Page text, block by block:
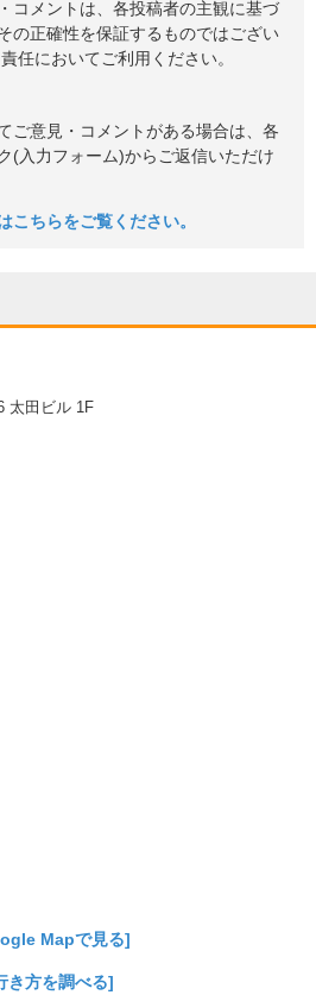
コメントは、各投稿者の主観に基づ
の正確性を保証するものではござい
任においてご利用ください。
ご意見・コメントがある場合は、各
(入力フォーム)からご返信いただけ
ちらをご覧ください。
太田ビル 1F
Mapで見る]
き方を調べる]